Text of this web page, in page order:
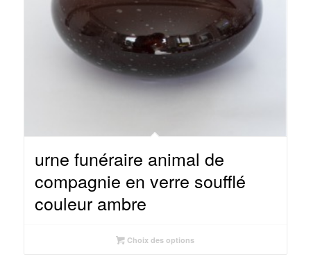
urne funéraire animal de
compagnie en verre soufflé
couleur ambre
Choix des options